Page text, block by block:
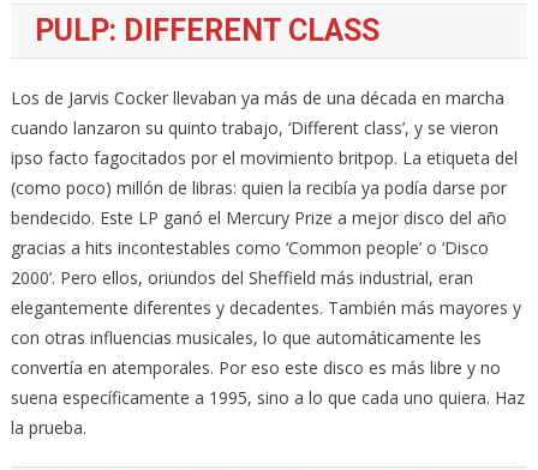
PULP: DIFFERENT CLASS
Los de Jarvis Cocker llevaban ya más de una década en marcha
cuando lanzaron su quinto trabajo, ‘Different class’, y se vieron
ipso facto fagocitados por el movimiento britpop. La etiqueta del
(como poco) millón de libras: quien la recibía ya podía darse por
bendecido. Este LP ganó el Mercury Prize a mejor disco del año
gracias a hits incontestables como ‘Common people’ o ‘Disco
2000’. Pero ellos, oriundos del Sheffield más industrial, eran
elegantemente diferentes y decadentes. También más mayores y
con otras influencias musicales, lo que automáticamente les
convertía en atemporales. Por eso este disco es más libre y no
suena específicamente a 1995, sino a lo que cada uno quiera. Haz
la prueba.